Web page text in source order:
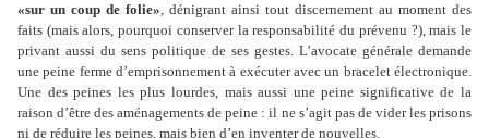
«sur un coup de folie», déni­grant ainsi tout dis­cer­ne­ment au moment des
faits (mais alors, pour­quoi conser­ver la res­pon­sa­bi­lité du pré­venu ?), mais le
pri­vant aussi du sens poli­ti­que de ses gestes. L’avo­cate géné­rale demande
une peine ferme d’empri­son­ne­ment à exé­cu­ter avec un bra­ce­let électronique.
Une des peines les plus lour­des, mais aussi une peine signi­fi­ca­tive de la
raison d’être des amé­na­ge­ments de peine : il ne s’agit pas de vider les pri­sons
ni de réduire les peines, mais bien d’en inven­ter de nou­vel­les.